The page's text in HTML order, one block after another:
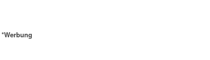
*Werbung